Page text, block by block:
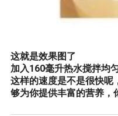
这就是效果图了
加入160毫升热水搅拌均
这样的速度是不是很快呢
够为你提供丰富的营养，